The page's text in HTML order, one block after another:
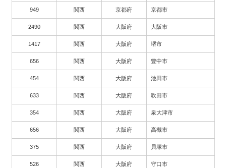
949 関西 京都府 京都市
2490 関西 大阪府 大阪市
1417 関西 大阪府 堺市
656 関西 大阪府 豊中市
454 関西 大阪府 池田市
633 関西 大阪府 吹田市
354 関西 大阪府 泉大津市
656 関西 大阪府 高槻市
375 関西 大阪府 貝塚市
526 関西 大阪府 守口市